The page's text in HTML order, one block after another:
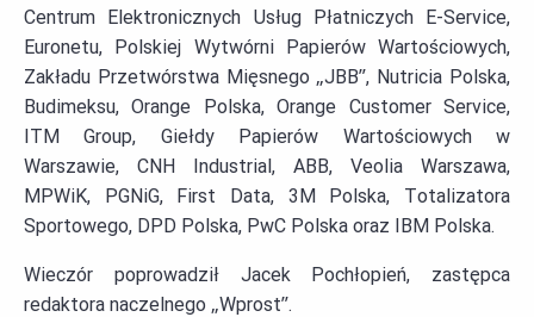
Centrum Elektronicznych Usług Płatniczych E-Service,
Euronetu, Polskiej Wytwórni Papierów Wartościowych,
Zakładu Przetwórstwa Mięsnego „JBB”, Nutricia Polska,
Budimeksu, Orange Polska, Orange Customer Service,
ITM Group, Giełdy Papierów Wartościowych w
Warszawie, CNH Industrial, ABB, Veolia Warszawa,
MPWiK, PGNiG, First Data, 3M Polska, Totalizatora
Sportowego, DPD Polska, PwC Polska oraz IBM Polska.
Wieczór poprowadził Jacek Pochłopień, zastępca
redaktora naczelnego „Wprost”.